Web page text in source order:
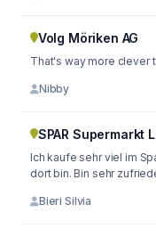
Volg Möriken AG
That's way more clever
Nibby
SPAR Supermarkt
Ich kaufe sehr viel im
dort bin. Bin sehr
Bieri Silvia